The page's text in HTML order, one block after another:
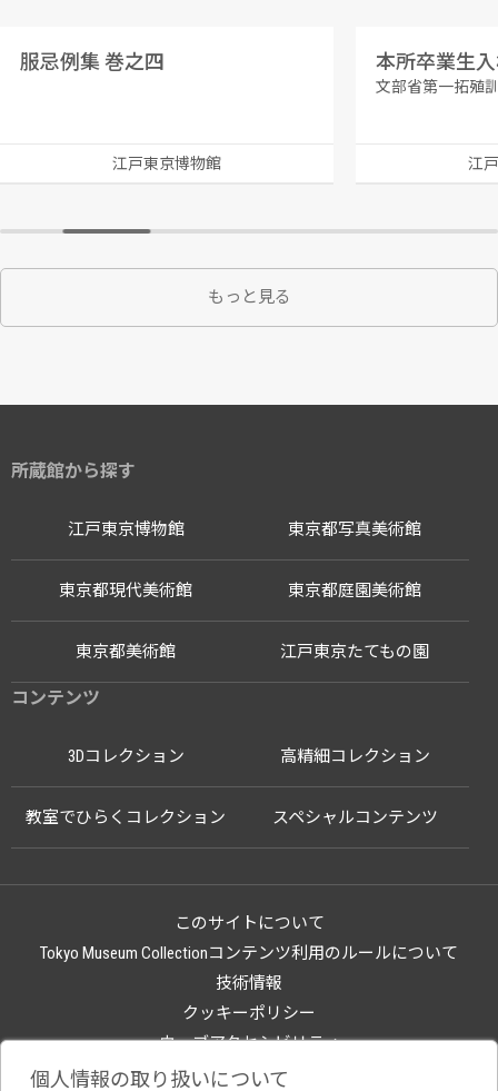
服忌例集 巻之四
江戸東京博物館
本所卒業生
文部省第一拓殖
江
もっと見る
所蔵館から探す
江戸東京博物館
江戸東京たてもの園
東京都写真美術館
東京都現代美術館 東京都庭園美術館
東京都美術館
コンテンツ
3Dコレクション 高精細コレクション
教室でひらくコレクション スペシャルコンテンツ
このサイトについて
Tokyo Museum Collectionコンテンツ利用のルールについて
技術情報
クッキーポリシー
ウェブアクセシビリティ
関連サイト
個人情報の取り扱いについて